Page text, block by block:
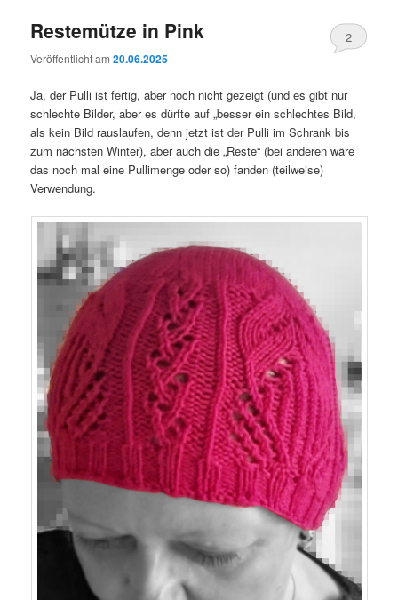
Restemütze in Pink
Veröffentlicht am20.06.2025
2
Ja, der Pulli ist fertig, aber noch nicht gezeigt (und es gibt nur
schlechte Bilder, aber es dürfte auf „besser ein schlechtes Bild,
als kein Bild rauslaufen, denn jetzt ist der Pulli im Schrank bis
zum nächsten Winter), aber auch die „Reste“ (bei anderen wäre
das noch mal eine Pullimenge oder so) fanden (teilweise)
Verwendung.